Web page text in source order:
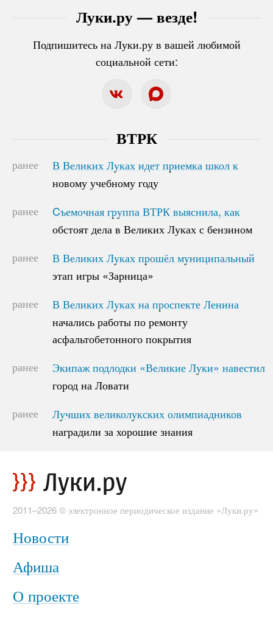
Луки.ру — везде!
Подпишитесь на Луки.ру в вашей любимой
социальной сети:
ВТРК
ранее
В Великих Луках идет приемка школ к
новому учебному году
В Великих Луках идет приемка школ к
новому учебному году
ранее
Cъемочная группа ВТРК выяснила, как
обстоят дела в Великих Луках с бензином
Cъемочная группа ВТРК выяснила, как
обстоят дела в Великих Луках с бензином
ранее
В Великих Луках прошёл муниципальный
этап игры «Зарница»
В Великих Луках прошёл муниципальный
этап игры «Зарница»
ранее
В Великих Луках на проспекте Ленина
начались работы по ремонту
асфальтобетонного покрытия
В Великих Луках на проспекте Ленина
начались работы по ремонту
асфальтобетонного покрытия
ранее
Экипаж подлодки «Великие Луки» навестил
город на Ловати
Экипаж подлодки «Великие Луки» навестил
город на Ловати
ранее
Лучших великолукских олимпиадников
наградили за хорошие знания
Лучших великолукских олимпиадников
наградили за хорошие знания
2011–2026 © электронное периодическое издание «Луки.ру»
Новости
Афиша
О проекте